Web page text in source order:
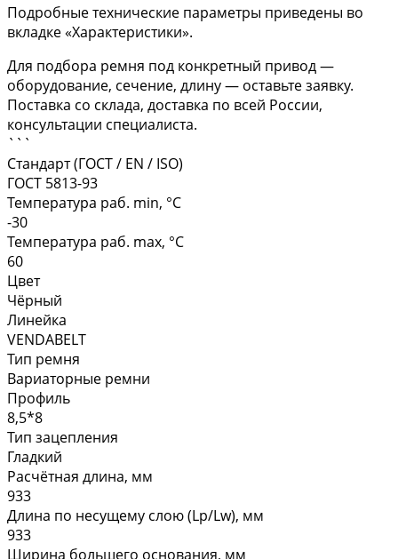
Подробные технические параметры приведены во
вкладке «Характеристики».
Для подбора ремня под конкретный привод —
оборудование, сечение, длину — оставьте заявку.
Поставка со склада, доставка по всей России,
консультации специалиста.
```
Стандарт (ГОСТ / EN / ISO)
ГОСТ 5813-93
Температура раб. min, °C
-30
Температура раб. max, °C
60
Цвет
Чёрный
Линейка
VENDABELT
Тип ремня
Вариаторные ремни
Профиль
8,5*8
Тип зацепления
Гладкий
Расчётная длина, мм
933
Длина по несущему слою (Lp/Lw), мм
933
Ширина большего основания, мм